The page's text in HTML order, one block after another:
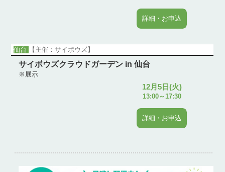
詳細・お申込
仙台 【主催：サイボウズ】
サイボウズクラウドガーデン in 仙台
※展示
12月5日(火)
13:00～17:30
詳細・お申込